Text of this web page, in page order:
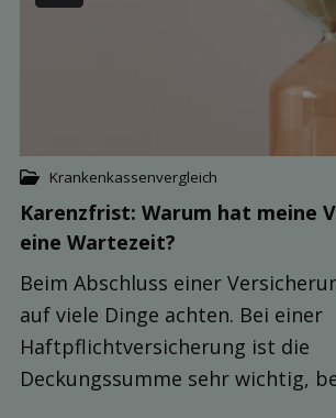
Krankenkassenvergleich
Karenzfrist: Warum hat meine
eine Warte­zeit?
Beim Abschluss einer
auf viele Dinge achten. Bei einer
Haftpflichtversicherung ist die
Deckungssumme sehr wichtig,